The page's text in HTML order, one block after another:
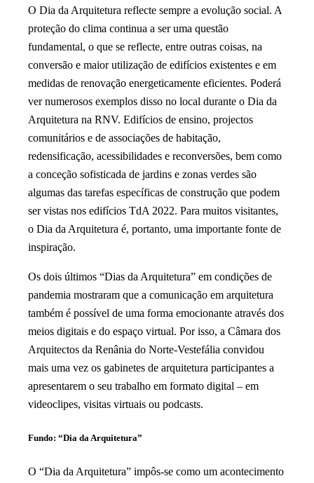
O Dia da Arquitetura reflecte sempre a evolução social. A
proteção do clima continua a ser uma questão
fundamental, o que se reflecte, entre outras coisas, na
conversão e maior utilização de edifícios existentes e em
medidas de renovação energeticamente eficientes. Poderá
ver numerosos exemplos disso no local durante o Dia da
Arquitetura na RNV. Edifícios de ensino, projectos
comunitários e de associações de habitação,
redensificação, acessibilidades e reconversões, bem como
a conceção sofisticada de jardins e zonas verdes são
algumas das tarefas específicas de construção que podem
ser vistas nos edifícios TdA 2022. Para muitos visitantes,
o Dia da Arquitetura é, portanto, uma importante fonte de
inspiração.
Os dois últimos “Dias da Arquitetura” em condições de
pandemia mostraram que a comunicação em arquitetura
também é possível de uma forma emocionante através dos
meios digitais e do espaço virtual. Por isso, a Câmara dos
Arquitectos da Renânia do Norte-Vestefália convidou
mais uma vez os gabinetes de arquitetura participantes a
apresentarem o seu trabalho em formato digital – em
videoclipes, visitas virtuais ou podcasts.
Fundo: “Dia da Arquitetura”
O “Dia da Arquitetura” impôs-se como um acontecimento